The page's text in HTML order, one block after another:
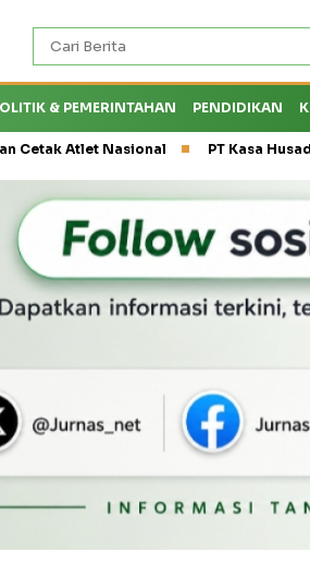
& PEMERINTAHAN PENDIDIKAN
PT Kasa Husada Wira Jatim